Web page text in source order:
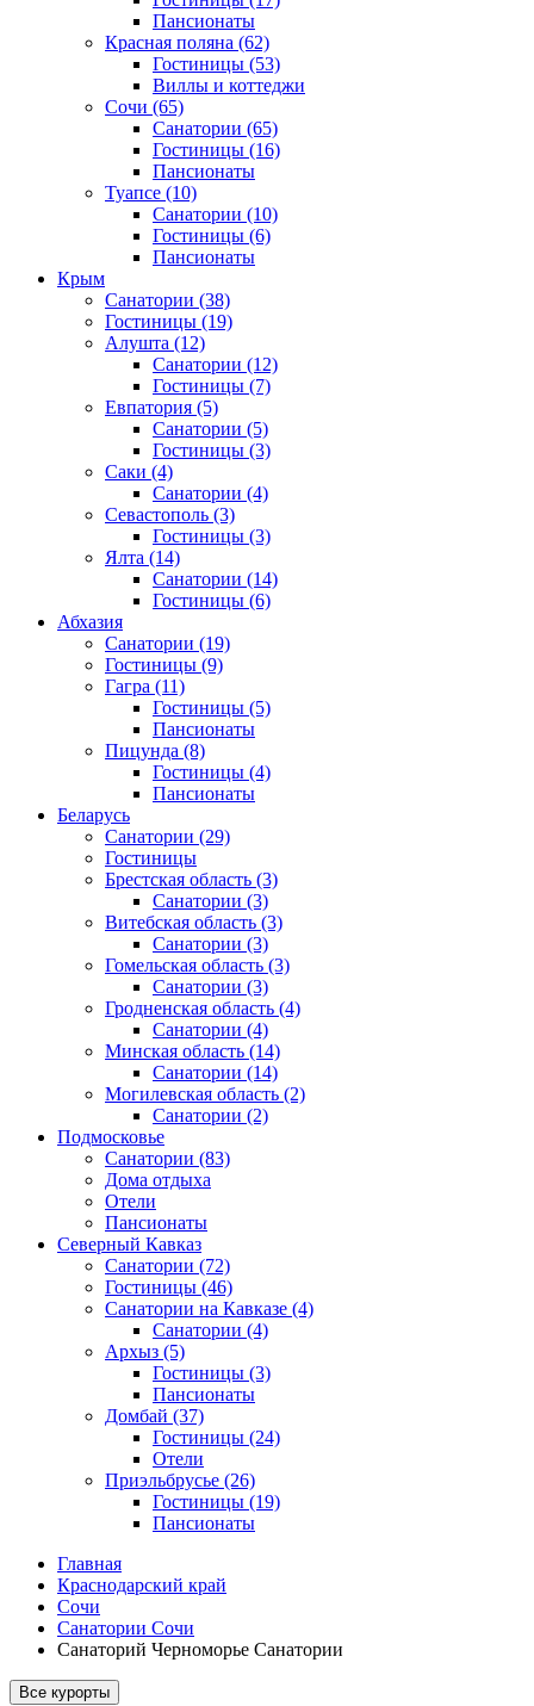
Пансионаты
Красная поляна (62)
Гостиницы (53)
Виллы и коттеджи
Сочи (65)
Санатории (65)
Гостиницы (16)
Пансионаты
Туапсе (10)
Санатории (10)
Гостиницы (6)
Пансионаты
Крым
Санатории (38)
Гостиницы (19)
Алушта (12)
Санатории (12)
Гостиницы (7)
Евпатория (5)
Санатории (5)
Гостиницы (3)
Саки (4)
Санатории (4)
Севастополь (3)
Гостиницы (3)
Ялта (14)
Санатории (14)
Гостиницы (6)
Абхазия
Санатории (19)
Гостиницы (9)
Гагра (11)
Гостиницы (5)
Пансионаты
Пицунда (8)
Гостиницы (4)
Пансионаты
Беларусь
Санатории (29)
Гостиницы
Брестская область (3)
Санатории (3)
Витебская область (3)
Санатории (3)
Гомельская область (3)
Санатории (3)
Гродненская область (4)
Санатории (4)
Минская область (14)
Санатории (14)
Могилевская область (2)
Санатории (2)
Подмосковье
Санатории (83)
Дома отдыха
Отели
Пансионаты
Северный Кавказ
Санатории (72)
Гостиницы (46)
Санатории на Кавказе (4)
Санатории (4)
Архыз (5)
Гостиницы (3)
Пансионаты
Домбай (37)
Гостиницы (24)
Отели
Приэльбрусье (26)
Гостиницы (19)
Пансионаты
Главная
Краснодарский край
Сочи
Санатории Сочи
Санаторий Черноморье Санатории
Все курорты